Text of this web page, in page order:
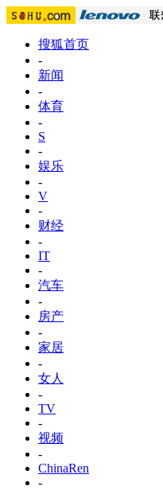
搜狐首页
-
新闻
-
体育
-
S
-
娱乐
-
V
-
财经
-
IT
-
汽车
-
房产
-
家居
-
女人
-
TV
-
视频
-
ChinaRen
-